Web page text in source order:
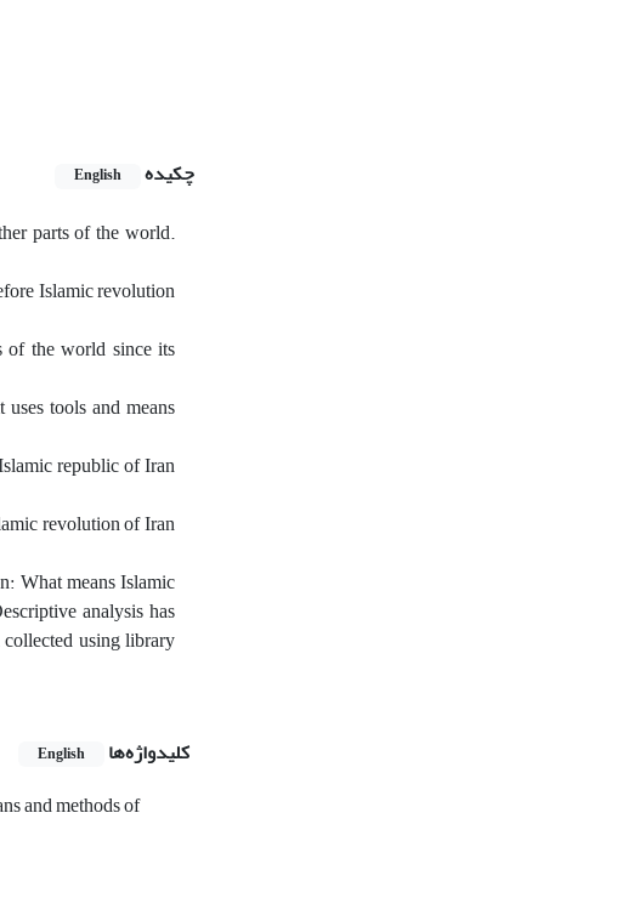
چکیده
English
parts of the world.
Islamic revolution
of the world since its
tools and means
republic of Iran
revolution of Iran
What means Islamic
analysis has
using library
کلیدواژه‌ها English
and methods of